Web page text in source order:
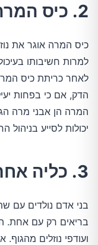
2. כיס המרה
כיס המרה אוגר את
למרות חשיבותו
לאחר כריתת כיס
הדק, אם כי בפחות
המרה הן אבני מרה
יכולות לסייע
3. כליה אחת
בני אדם נולדים עם
בריאים רק עם אחת.
ועודפי נוזלים